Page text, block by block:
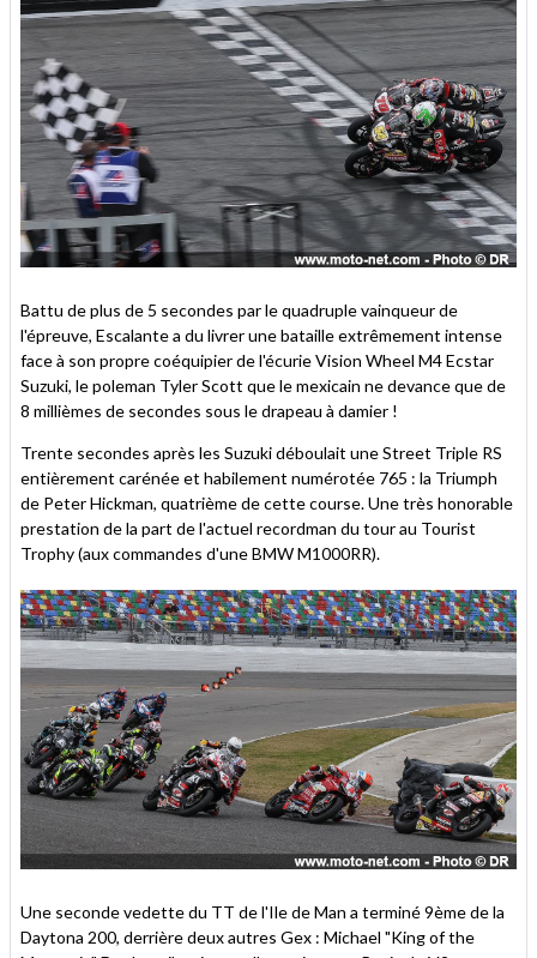
Battu de plus de 5 secondes par le quadruple vainqueur de
l'épreuve, Escalante a du livrer une bataille extrêmement intense
face à son propre coéquipier de l'écurie Vision Wheel M4 Ecstar
Suzuki, le poleman Tyler Scott que le mexicain ne devance que de
8 millièmes de secondes sous le drapeau à damier !
Trente secondes après les Suzuki déboulait une Street Triple RS
entièrement carénée et habilement numérotée 765 : la Triumph
de Peter Hickman, quatrième de cette course. Une très honorable
prestation de la part de l'actuel recordman du tour au Tourist
Trophy (aux commandes d'une BMW M1000RR).
Une seconde vedette du TT de l'Ile de Man a terminé 9ème de la
Daytona 200, derrière deux autres Gex : Michael "King of the